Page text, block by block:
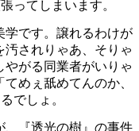
ってしまいます。
学です。譲れるわけが
されりゃあ、そりゃ
がる同業者がいりゃ
めぇ舐めてんのか、
でしょ。
、『透光の樹』の事件